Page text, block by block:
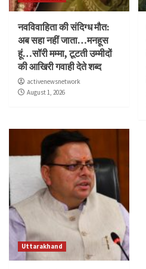
नवविवाहिता की संदिग्ध मौत:
अब सहा नहीं जाता…मनहूस
हूं…सॉरी मम्मा, टूटती उम्मीदों
की आखिरी गवाही देते शब्द
activenewsnetwork
August 1, 2026
Uttarakhand